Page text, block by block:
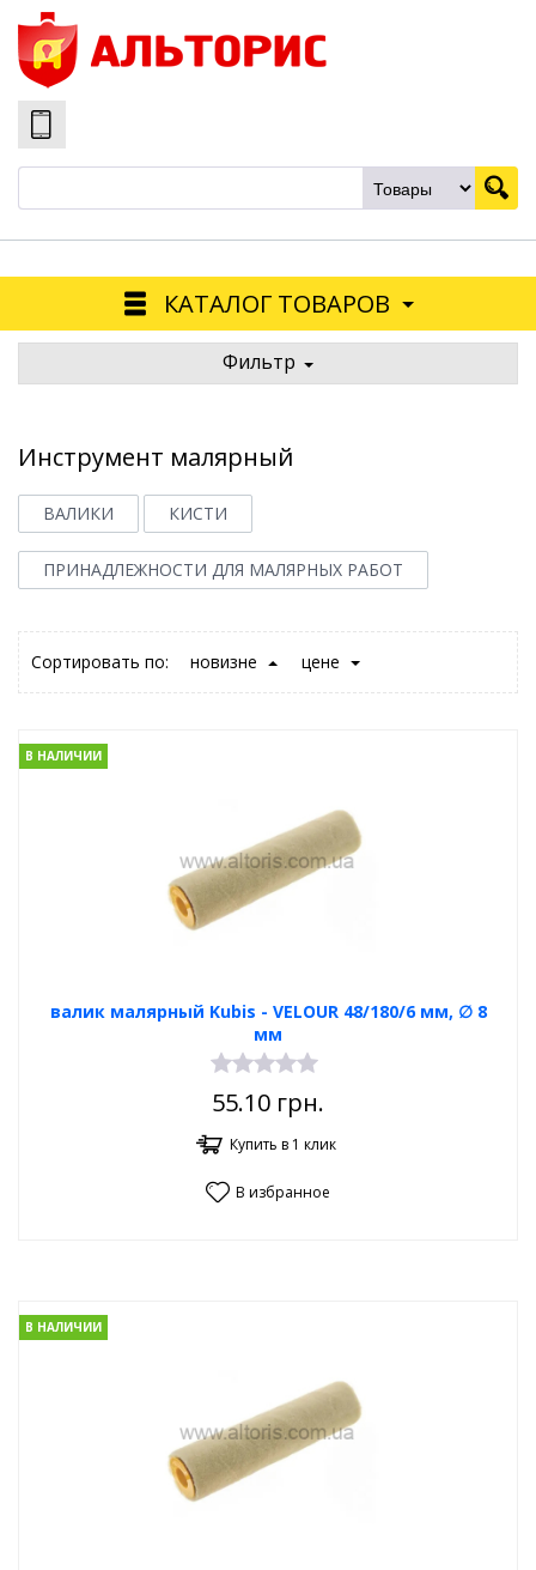
КАТАЛОГ ТОВАРОВ
Фильтр
Инструмент малярный
ВАЛИКИ КИСТИ
ПРИНАДЛЕЖНОСТИ ДЛЯ МАЛЯРНЫХ РАБОТ
Сортировать по: новизне цене
валик малярный Kubis - VELOUR 48/180/6 мм, ∅ 8
мм
В НАЛИЧИИ
55.10 грн.
Купить в 1 клик
В избранное
В НАЛИЧИИ